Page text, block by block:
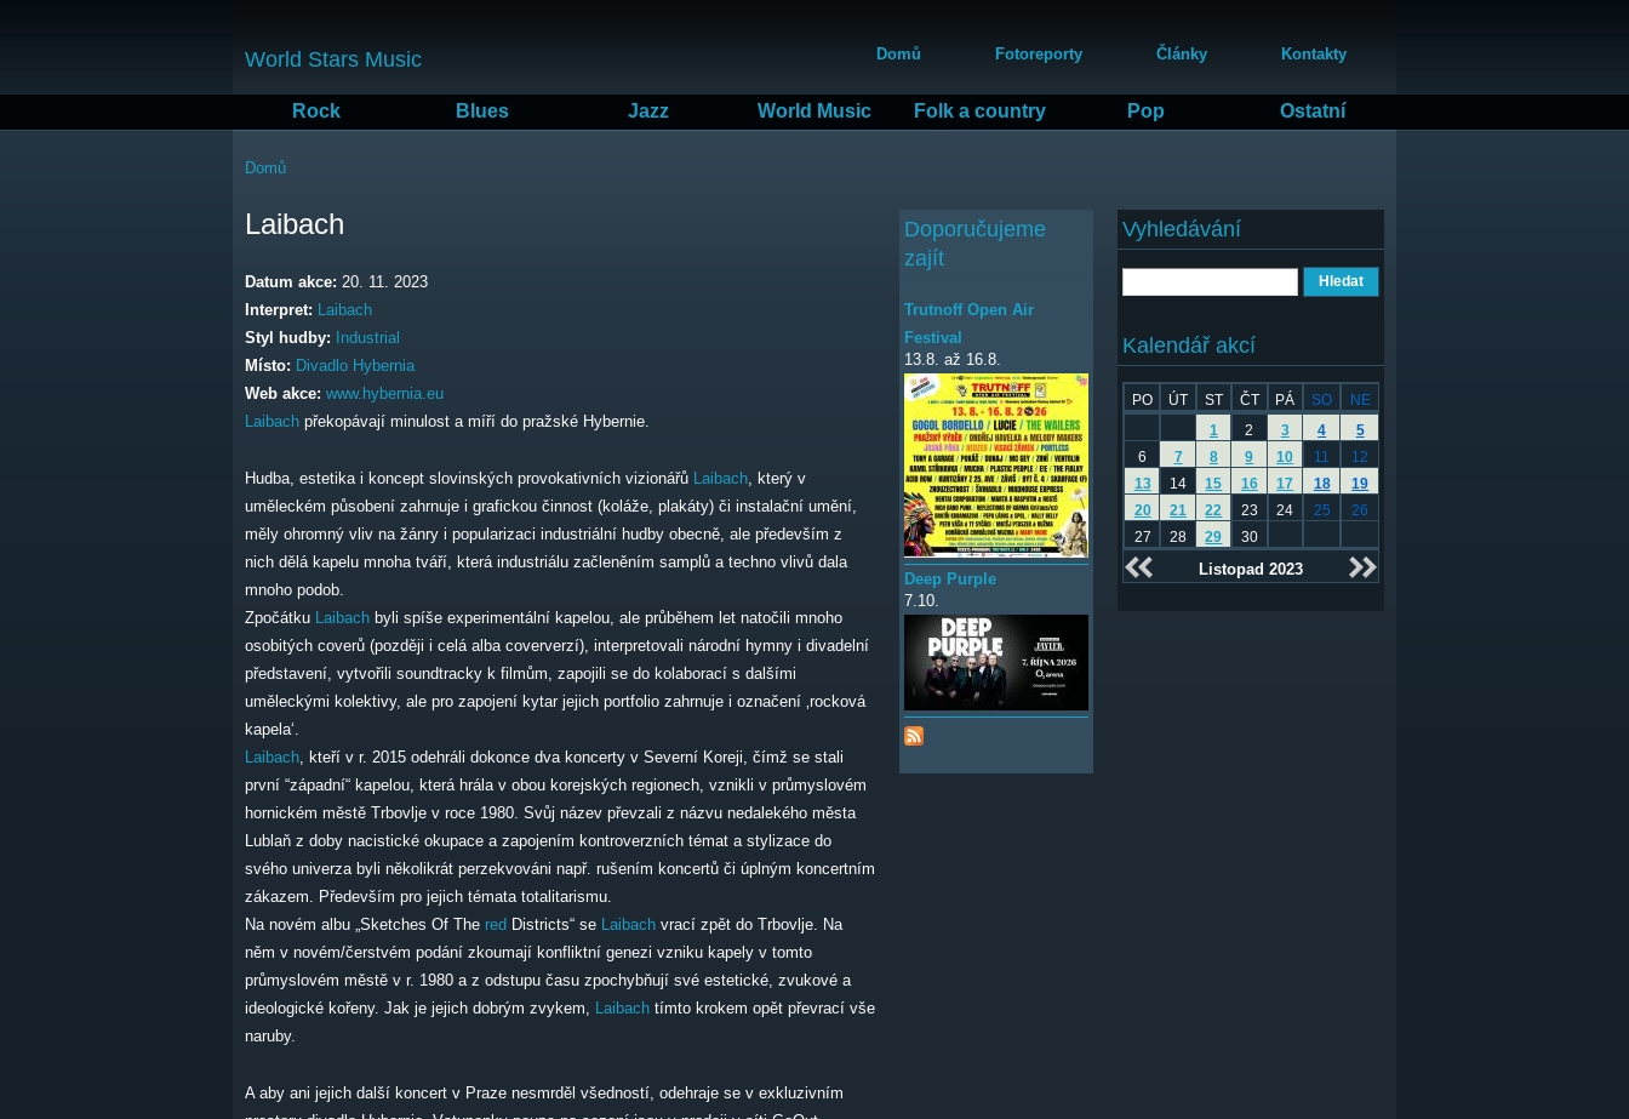
obsahu
World Stars Music Domů Fotoreporty Články Kontakty
Rock Blues Jazz World Music Folk a country Pop Ostatní
Jste zde
Domů
Laibach
Datum akce: 20. 11. 2023
Interpret: Laibach
Styl hudby:
Industrial
Místo: Divadlo Hybernia
Web akce: www.hybernia.eu
Laibach překopávají minulost a míří do pražské Hybernie.
Hudba, estetika i koncept slovinských provokativních vizionářů Laibach, který v
uměleckém působení zahrnuje i grafickou činnost (koláže, plakáty) či instalační umění,
měly ohromný vliv na žánry i popularizaci industriální hudby obecně, ale především z
nich dělá kapelu mnoha tváří, která industriálu začleněním samplů a techno vlivů dala
mnoho podob.
Zpočátku Laibach byli spíše experimentální kapelou, ale průběhem let natočili mnoho
osobitých coverů (později i celá alba coververzí), interpretovali národní hymny i divadelní
představení, vytvořili soundtracky k filmům, zapojili se do kolaborací s dalšími
uměleckými kolektivy, ale pro zapojení kytar jejich portfolio zahrnuje i označení ‚rocková
kapela‘.
Laibach, kteří v r. 2015 odehráli dokonce dva koncerty v Severní Koreji, čímž se stali
první “západní“ kapelou, která hrála v obou korejských regionech, vznikli v průmyslovém
hornickém městě Trbovlje v roce 1980. Svůj název převzali z názvu nedalekého města
Lublaň z doby nacistické okupace a zapojením kontroverzních témat a stylizace do
svého univerza byli několikrát perzekvováni např. rušením koncertů či úplným koncertním
zákazem. Především pro jejich témata totalitarismu.
Na novém albu „Sketches Of The red Districts“ se Laibach vrací zpět do Trbovlje. Na
něm v novém/čerstvém podání zkoumají konfliktní genezi vzniku kapely v tomto
průmyslovém městě v r. 1980 a z odstupu času zpochybňují své estetické, zvukové a
ideologické kořeny. Jak je jejich dobrým zvykem, Laibach tímto krokem opět převrací vše
naruby.
A aby ani jejich další koncert v Praze nesmrděl všedností, odehraje se v exkluzivním
Vyhledávání
Kalendář akcí
PO ÚT ST ČT PÁ SO
NE
1
2 3 4
5
6
7 8 9 10 11
12
13
14 15 16 17 18
19
20
21 22 23 24 25
26
27
28 29 30
Listopad 2023
Doporučujeme
zajít
Trutnoff Open Air
Festival
13.8. až 16.8.
Deep Purple
7.10.